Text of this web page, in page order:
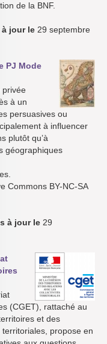
de la BNF.
à jour le 29 septembre
PJ Mode
privée
à un
persuasives ou
à influencer
plutôt qu’à
géographiques
Commons BY-NC-SA
à jour le 29
(CGET), rattaché au
et des
propose en